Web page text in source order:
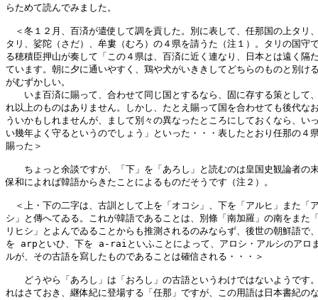
らためて読んでみました。
＜冬１２月、百済が遣使して調を貢した。別に表して、任那国の上タリ
タリ、娑陀（さだ）、牟婁（むろ）の４県を請うた（注１）。タリの国守
る穂積臣押山が奏して「この４県は、百済に近く連なり、日本とは遠く隔
ています。朝に夕に通いやすく、鶏や犬がいききしてどちらのものと別け
がむずかしい。
いま百済に賜って、合わせて同じ国とするなら、固に存する策として
れ以上のものはありません。しかし、たとえ賜って国を合わせても後代な
ういかもしれませんが、まして別々の異なったところにしておくなら、い
い幾年よく守るというのでしょう」といった・・・表したとおり任那の４
賜った＞
ちょっと余談ですが、「下」を「あろし」と読むのは皇国史観論者の
保和によれば韓語からきたことによるものだそうです（注２）。
＜上・下の二字は、古訓として上を「オコシ」、下を「アルヒ」また「
シ」と傳へてゐる。これが韓語であることは、別條「南加羅」の南をまた
リヒシ」とよんでゐることからも推測されるのみならず、後世の朝鮮語で
を arpといひ、下を a-raiといふことによって、アロシ・アルシのアロ
ルが、その古語を寫したものであることは確信される・・・＞
どうやら「あろし」は「おろし」の古語というわけではないようです
れはさておき、継体紀に登場する「任那」ですが、この用語は日本書紀の